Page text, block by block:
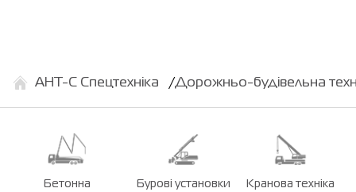
АНТ-С Спецтехніка Дорожньо-будівельна
Бетонна
Бурові установки
Кранова техніка